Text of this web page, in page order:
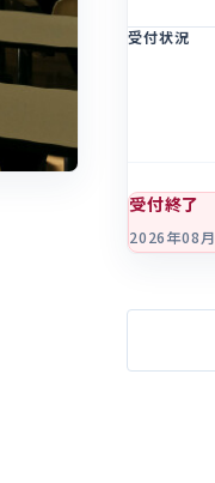
受付状況
受付終了
2026年08